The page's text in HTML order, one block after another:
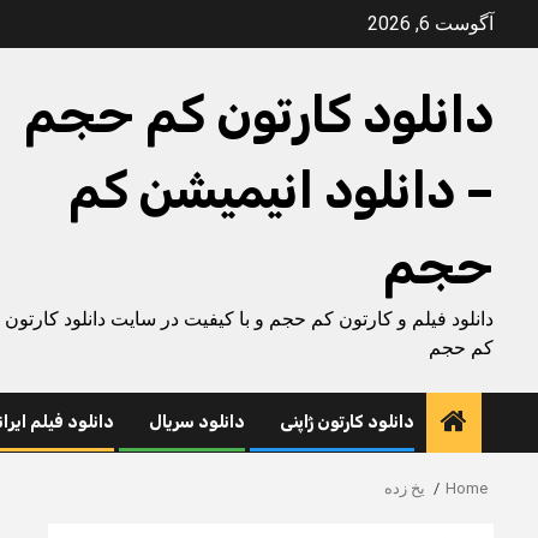
آگوست 6, 2026
دانلود کارتون کم حجم
– دانلود انیمیشن کم
حجم
دانلود فیلم و کارتون کم حجم و با کیفیت در سایت دانلود کارتون
کم حجم
دانلود کارتون ژاپنی دانلود سریال دانلود فیلم
Home یخ زده